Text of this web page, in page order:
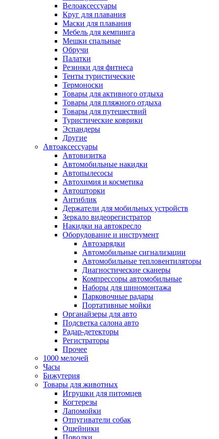
Велоаксессуары
Круг для плавания
Маски для плавания
Мебель для кемпинга
Мешки спальные
Обручи
Палатки
Резинки для фитнеса
Тенты туристические
Термоноски
Товары для активного отдыха
Товары для пляжного отдыха
Товары для путешествий
Туристические коврики
Эспандеры
Другие
Автоаксессуары
Автовизитка
Автомобильные накидки
Автопылесосы
Автохимия и косметика
Автошторки
Антиблик
Держатели для мобильных устройств
Зеркало видеорегистратор
Накидки на автокресло
Оборудование и инструмент
Автозарядки
Автомобильные сигнализации
Автомобильные тепловентиляторы
Диагностические сканеры
Компрессоры автомобильные
Наборы для шиномонтажа
Парковочные радары
Портативные мойки
Органайзеры для авто
Подсветка салона авто
Радар-детекторы
Регистраторы
Прочее
1000 мелочей
Часы
Бижутерия
Товары для животных
Игрушки для питомцев
Когтерезы
Лапомойки
Отпугиватели собак
Ошейники
Поводки